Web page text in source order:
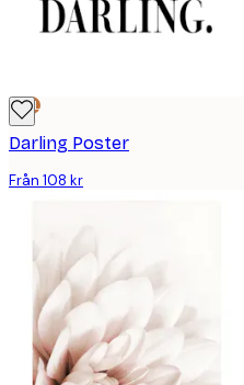
DEAL
Darling Poster
Från 108 kr